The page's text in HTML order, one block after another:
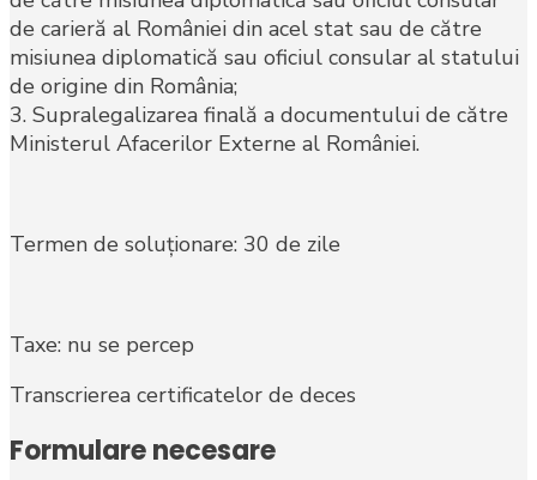
de carieră al României din acel stat sau de către
misiunea diplomatică sau oficiul consular al statului
de origine din România;
3. Supralegalizarea finală a documentului de către
Ministerul Afacerilor Externe al României.
Termen de soluţionare: 30 de zile
Taxe: nu se percep
Transcrierea certificatelor de deces
Formulare necesare